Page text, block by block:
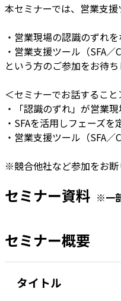
本セミナーでは、営業支援
・営業現場の認識のずれ
・営業支援ツール（SFA
という方のご参加をお待ち
＜セミナーでお話すること
・「認識のずれ」が営業
・SFAを活用しフェーズを
・営業支援ツール（SFA
※競合他社など参加をお断
セミナー資料 ※一
セミナー概要
タイトル